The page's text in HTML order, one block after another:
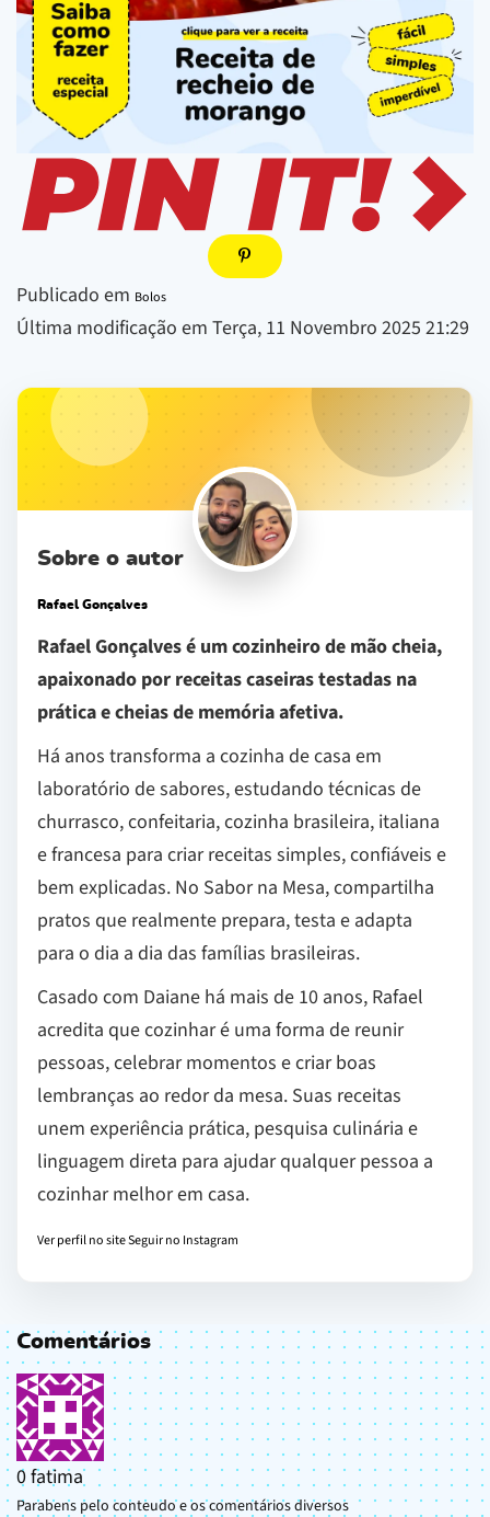
Publicado em Bolos
Última modificação em Terça, 11 Novembro 2025 21:29
Sobre o autor
Rafael Gonçalves
Rafael Gonçalves é um cozinheiro de mão cheia,
apaixonado por receitas caseiras testadas na
prática e cheias de memória afetiva.
Há anos transforma a cozinha de casa em
laboratório de sabores, estudando técnicas de
churrasco, confeitaria, cozinha brasileira, italiana
e francesa para criar receitas simples, confiáveis e
bem explicadas. No Sabor na Mesa, compartilha
pratos que realmente prepara, testa e adapta
para o dia a dia das famílias brasileiras.
Casado com Daiane há mais de 10 anos, Rafael
acredita que cozinhar é uma forma de reunir
pessoas, celebrar momentos e criar boas
lembranças ao redor da mesa. Suas receitas
unem experiência prática, pesquisa culinária e
linguagem direta para ajudar qualquer pessoa a
cozinhar melhor em casa.
Ver perfil no siteSeguir no Instagram
Comentários
0fatima
Parabens pelo conteudo e os comentários diversos